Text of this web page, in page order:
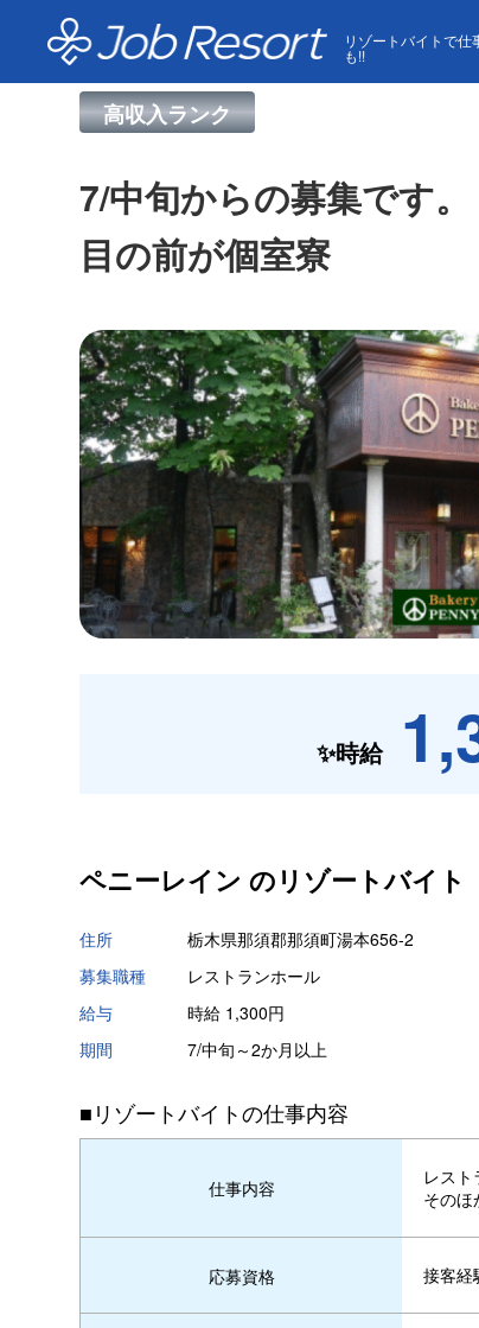
リゾートバイトで仕
も!!
HOME 求人一覧
高収入ランク
7/中旬からの募集です
目の前が個室寮
✨時給
ペニーレイン のリゾートバイト
住所
栃木県那須郡那須町湯本656-2
募集職種
レストランホール
給与
時給 1,300円
期間
7/中旬～2か月以上
■リゾートバイトの仕事内容
仕事内容
レス
そのほ
応募資格 接客経